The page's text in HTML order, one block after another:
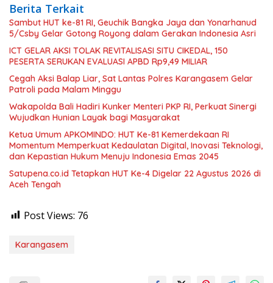
Berita Terkait
Sambut HUT ke-81 RI, Geuchik Bangka Jaya dan Yonarhanud
5/Csby Gelar Gotong Royong dalam Gerakan Indonesia Asri
ICT GELAR AKSI TOLAK REVITALISASI SITU CIKEDAL, 150
PESERTA SERUKAN EVALUASI APBD Rp9,49 MILIAR
Cegah Aksi Balap Liar, Sat Lantas Polres Karangasem Gelar
Patroli pada Malam Minggu
Wakapolda Bali Hadiri Kunker Menteri PKP RI, Perkuat Sinergi
Wujudkan Hunian Layak bagi Masyarakat
Ketua Umum APKOMINDO: HUT Ke-81 Kemerdekaan RI
Momentum Memperkuat Kedaulatan Digital, Inovasi Teknologi,
dan Kepastian Hukum Menuju Indonesia Emas 2045
Satupena.co.id Tetapkan HUT Ke-4 Digelar 22 Agustus 2026 di
Aceh Tengah
Post Views: 76
Karangasem